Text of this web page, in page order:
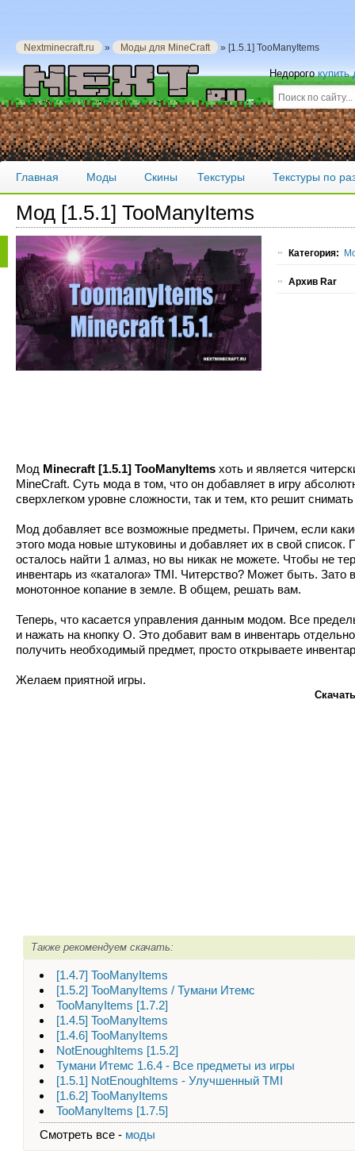
Nextminecraft.ru » Моды для MineCraft » [1.5.1] TooManyItems
Недорогокупить
Главная Моды Скины Текстуры Текстуры по
Мод [1.5.1] TooManyItems
Категория:
Архив Rar
Мод Minecraft [1.5.1] TooManyItems хоть и является
MineCraft. Суть мода в том, что он добавляет в игру
сверхлегком уровне сложности, так и тем, кто решит
Мод добавляет все возможные предметы. Причем, если
этого мода новые штуковины и добавляет их в свой
осталось найти 1 алмаз, но вы никак не можете. Чтобы не
инвентарь из «каталога» TMI. Читерство? Может быть.
монотонное копание в земле. В общем, решать вам.
Теперь, что касается управления данным модом. Все
и нажать на кнопку O. Это добавит вам в инвентарь
получить необходимый предмет, просто открываете
Желаем приятной игры.
Также рекомендуем скачать:
[1.4.7] TooManyItems
[1.5.2] TooManyItems / Тумани Итемс
TooManyItems [1.7.2]
[1.4.5] TooManyItems
[1.4.6] TooManyItems
NotEnoughItems [1.5.2]
Тумани Итемс 1.6.4 - Все предметы из игры
[1.5.1] NotEnoughItems - Улучшенный TMI
[1.6.2] TooManyItems
TooManyItems [1.7.5]
Смотреть все - моды